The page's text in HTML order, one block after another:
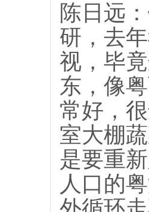
陈日远：
研，去
视，毕
东，像
常好，
室大棚
是要重
人口的